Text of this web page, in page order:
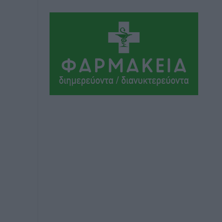
Η Μανίσα πήρε Buie και Davis
πριν 3 ώρες
εμπειρία, επιστημονική γνώση και
σύγχρονες μεθόδους»
Αθλητικά• πριν 3 ώρες